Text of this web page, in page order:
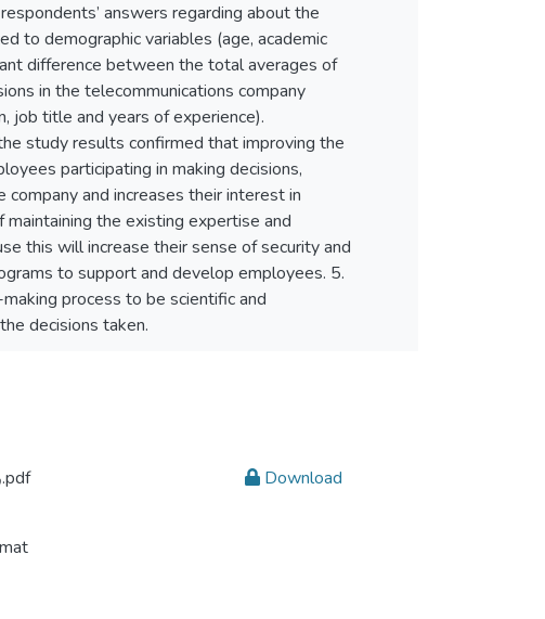
answers regarding about the
to demographic variables (age, academic
difference between the total averages of
in the telecommunications company
job title and years of experience).
study results confirmed that improving the
participating in making decisions,
and increases their interest in
the existing expertise and
this will increase their sense of security and
to support and develop employees. 5.
process to be scientific and
decisions taken.
رسالة محمد العفيفي 21712688.pdf
Download